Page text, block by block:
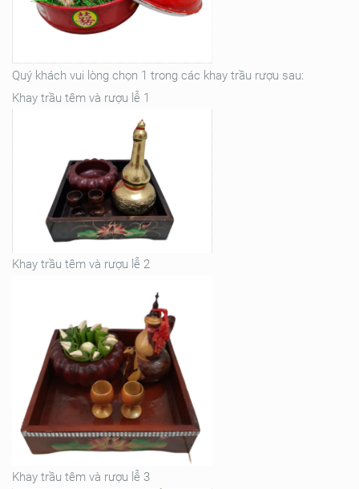
Quý khách vui lòng chọn 1 trong các khay trầu rượu sau:
Khay trầu têm và rượu lễ 1
Khay trầu têm và rượu lễ 2
Khay trầu têm và rượu lễ 3